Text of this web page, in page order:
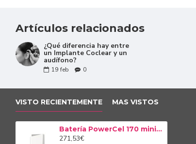
Artículos relacionados
¿Qué diferencia hay entre
un Implante Coclear y un
audífono?
19 feb 0
VISTO RECIENTEMENTE MAS VISTOS
Batería PowerCel 170 mini Naída CI
271,53€